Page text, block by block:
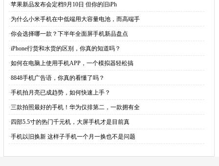
·苹果新品发布会定档9月10日 但你的旧iPh
·为什么小米手机在中低端用大容量电池，而高端手
·你会选择哪一款？下半年全面屏手机新品盘点
·iPhone行货和水货的区别，你真的知道吗？
·如何在电脑上使用手机APP，一个模拟器轻松搞
·8848手机广告语，你真的看懂了吗？
·手机拍月亮已成趋势，如何快速上手？
·三款拍照最好的手机！华为仅排第二，一款拥有全
· 四部5.5寸的热门千元机，大屏手机才是目前真
·手机以旧换新 这样子手机一个月一换也不是问题